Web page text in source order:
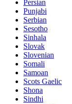
Persian
Punjabi
Serbian
Sesotho
Sinhala
Slovak
Slovenian
Somali
Samoan
Scots Gaelic
Shona
Sindhi